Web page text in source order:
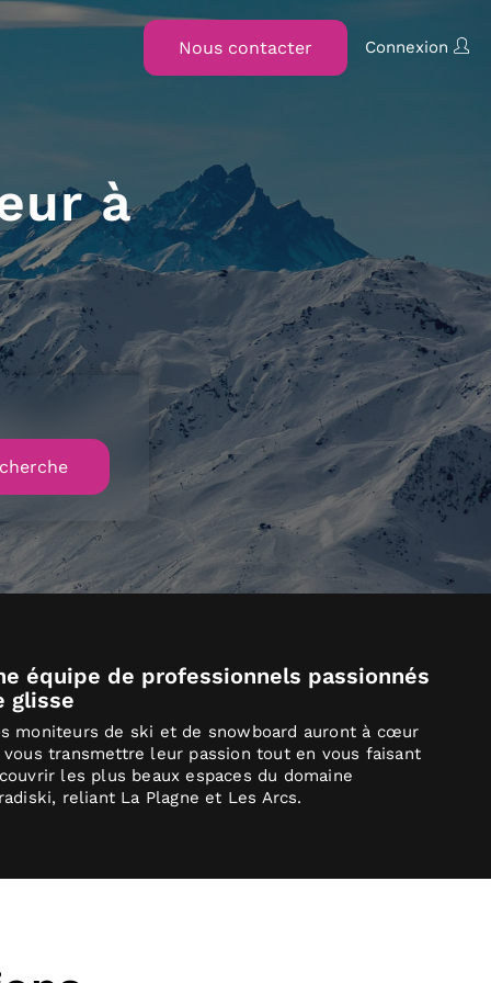
Nous contacter Connexion
à
équipe de professionnels passionnés
glisse
moniteurs de ski et de snowboard auront à cœur
vous transmettre leur passion tout en vous faisant
les plus beaux espaces du domaine
reliant La Plagne et Les Arcs.